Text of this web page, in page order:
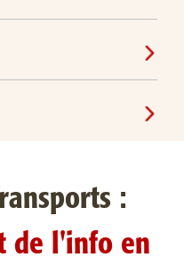
:
de l'info en